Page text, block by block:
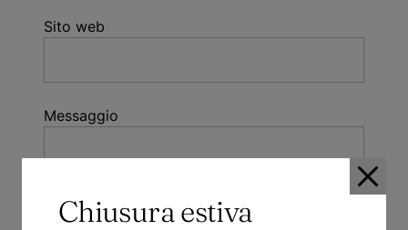
Sito web
Messaggio
Chiusura estiva